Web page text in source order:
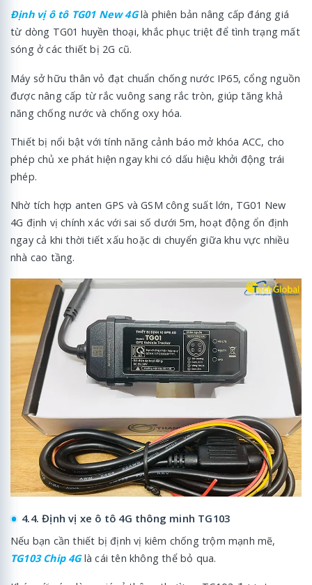
Định vị ô tô TG01 New 4Glà phiên bản nâng cấp đáng giá
từ dòng TG01 huyền thoại, khắc phục triệt để tình trạng mất
sóng ở các thiết bị 2G cũ.
Máy sở hữu thân vỏ đạt chuẩn chống nước IP65, cổng nguồn
được nâng cấp từ rắc vuông sang rắc tròn, giúp tăng khả
năng chống nước và chống oxy hóa.
Thiết bị nổi bật với tính năng cảnh báo mở khóa ACC, cho
phép chủ xe phát hiện ngay khi có dấu hiệu khởi động trái
phép.
Nhờ tích hợp anten GPS và GSM công suất lớn, TG01 New
4G định vị chính xác với sai số dưới 5m, hoạt động ổn định
ngay cả khi thời tiết xấu hoặc di chuyển giữa khu vực nhiều
nhà cao tầng.
4.4. Định vị xe ô tô 4G thông minh TG103
Nếu bạn cần thiết bị định vị kiêm chống trộm mạnh mẽ,
TG103 Chip 4Glà cái tên không thể bỏ qua.